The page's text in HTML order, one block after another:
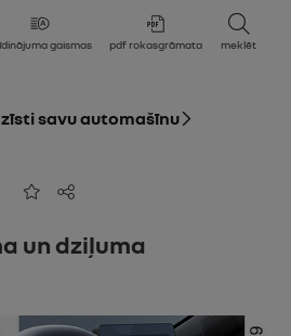
gaismas pdf rokasgrāmata meklēt
savu automašīnu
Pievienot izvēlēto sarakstam
Kopīgot
un dziļuma